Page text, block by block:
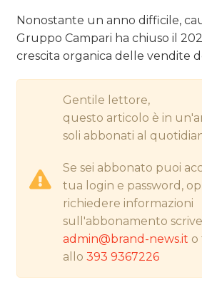
RADIO / AUDIO
DATI
RICERCHE
PREVISIONI/SCENARI
Nonostante un anno difficile,
Gruppo Campari ha chiuso il
crescita organica delle vendite
Gentile lettore,
questo articolo è in
soli abbonati al
Se sei abbonato puoi
tua login e password,
richiedere informazioni
sull'abbonamento
admin@brand-news.it o
allo393 9367226